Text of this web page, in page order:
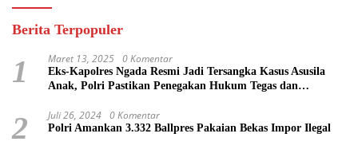
Berita Terpopuler
1 Maret 13, 2025 0 Komentar
Eks-Kapolres Ngada Resmi Jadi Tersangka Kasus Asusila
Anak, Polri Pastikan Penegakan Hukum Tegas dan
2 Juli 26, 2024 0 Komentar
Polri Amankan 3.332 Ballpres Pakaian Bekas Impor Ilegal